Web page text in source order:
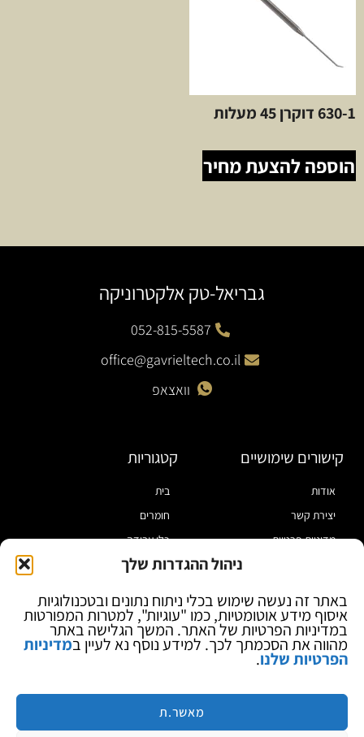
ניהול ההגדרות שלך
באתר זה נעשה שימוש בכלי ניתוח נתונים ובטכנולוגיות
איסוף מידע אוטומטיות, כמו "עוגיות", למטרות המפורטות
במדיניות הפרטיות של האתר. המשך הגלישה באתר
מהווה את הסכמתך לכך. למידע נוסף נא לעיין במדיניות
הפרטיות שלנו.
מאשר.ת
630-1 דוקרן 45 מעלות
הוספה להצעת מחיר
גבריאל-טק אלקטרוניקה
052-815-5587
office@gavrieltech.co.il
וואצאפ
קישורים שימושיים
אודות
יצירת קשר
מדיניות פרטיות
בלוג
קטגוריות
בית
חומרים
כלי עבודה
מוצרי הלחמה
ספקי כח ומודדים
ציוד אופטי להגדלה
מותגים